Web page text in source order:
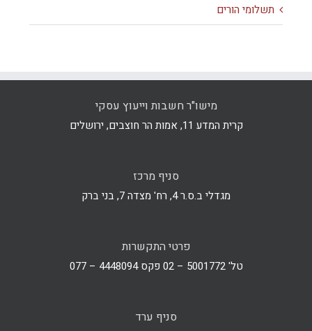
תשלומי הורים
מישו"ר חשבות וייעוץ עסקי
קרית המדע 11, אמות הר חוצבים, ירושלים
סניף מרכז
מגדלי ב.ס.ר 4, רח' מצדה 7, בני ברק
פרטי התקשרות
טל' 5001772 – 02 פקס 4448094 – 077
סניף ערד